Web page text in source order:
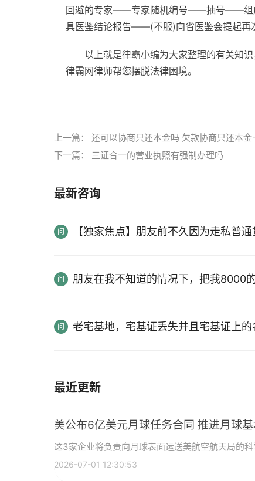
回避的专家——专家随机编号——抽号——
具医鉴结论报告——(不服)向省医鉴会提起再
以上就是律霸小编为大家整理的有关知
律霸网律师帮您摆脱法律困境。
上一篇： 还可以协商只还本金吗 欠款协商只还本
下一篇：
三证合一的营业执照有强制办理吗
最新咨询
【独家焦点】朋友前不久因为走私普
朋友在我不知道的情况下，把我8000
老宅基地，宅基证丢失并且宅基证上
最近更新
美公布6亿美元月球任务合同 推进月球
这3家企业将负责向月球表面运送美航空航天局的
2026-07-01 12:30:53